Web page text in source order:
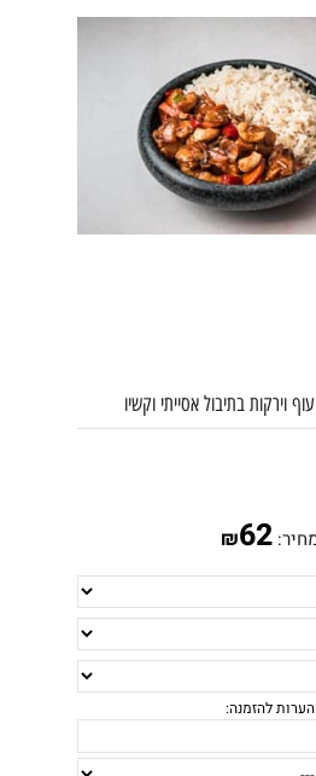
וירקות בתיבול אסייתי וקשיו
₪62